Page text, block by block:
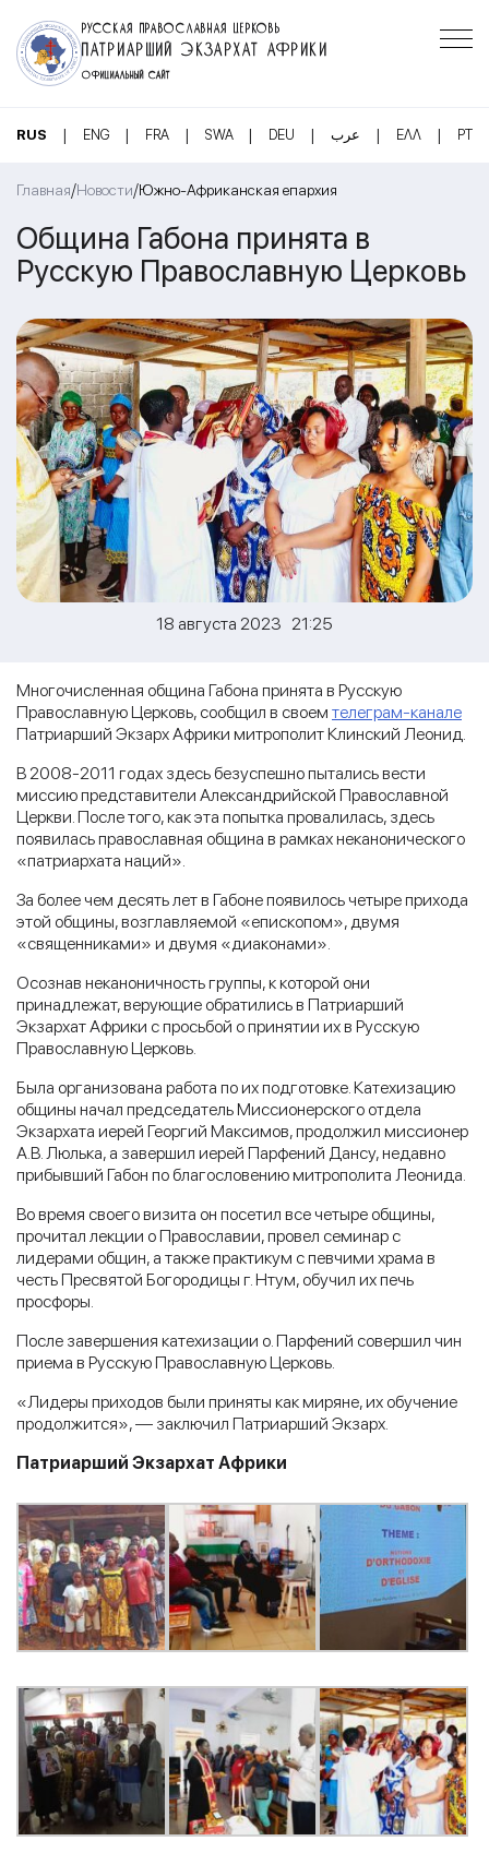
РУССКАЯ ПРАВОСЛАВНАЯ ЦЕРКОВЬ
ПАТРИАРШИЙ ЭКЗАРХАТ АФРИКИ
ОФИЦИАЛЬНЫЙ САЙТ
RUS | ENG | FRA | SWA | DEU | عرب | ΕΛΛ | PT
Главная/Новости/Южно-Африканская епархия
Община Габона принята в
Русскую Православную Церковь
18 августа 2023 21:25
Многочисленная община Габона принята в Русскую
Православную Церковь, сообщил в своем телеграм-канале
Патриарший Экзарх Африки митрополит Клинский Леонид.
В 2008-2011 годах здесь безуспешно пытались вести
миссию представители Александрийской Православной
Церкви. После того, как эта попытка провалилась, здесь
появилась православная община в рамках неканонического
«патриархата наций».
За более чем десять лет в Габоне появилось четыре прихода
этой общины, возглавляемой «епископом», двумя
«священниками» и двумя «диаконами».
Осознав неканоничность группы, к которой они
принадлежат, верующие обратились в Патриарший
Экзархат Африки с просьбой о принятии их в Русскую
Православную Церковь.
Была организована работа по их подготовке. Катехизацию
общины начал председатель Миссионерского отдела
Экзархата иерей Георгий Максимов, продолжил миссионер
А.В. Люлька, а завершил иерей Парфений Дансу, недавно
прибывший Габон по благословению митрополита Леонида.
Во время своего визита он посетил все четыре общины,
прочитал лекции о Православии, провел семинар с
лидерами общин, а также практикум с певчими храма в
честь Пресвятой Богородицы г. Нтум, обучил их печь
просфоры.
После завершения катехизации о. Парфений совершил чин
приема в Русскую Православную Церковь.
«Лидеры приходов были приняты как миряне, их обучение
продолжится», — заключил Патриарший Экзарх.
Патриарший Экзархат Африки